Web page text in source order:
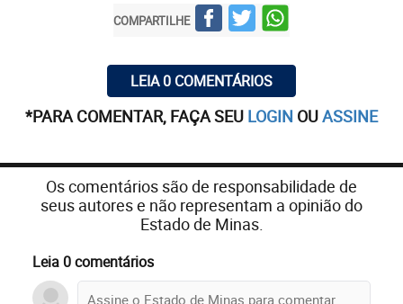
COMPARTILHE
LEIA 0 COMENTÁRIOS
*PARA COMENTAR, FAÇA SEU LOGIN OUASSINE
Os comentários são de responsabilidade de
seus autores e não representam a opinião do
Estado de Minas.
Leia 0 comentários